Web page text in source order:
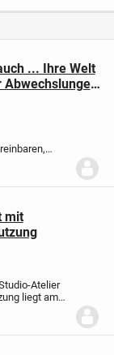
im
... Ihre Welt
Abwechslungen
uns
eine
mit
Atelier
liegt am
Wohnanlage
bietet ca....